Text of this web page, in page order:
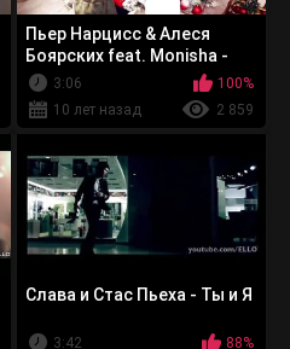
Пьер Нарцисс & Алеся
Боярских feat. Monisha -
Этот Новый Год
3:06
100%
10 лет назад
2 859
Слава и Стас Пьеха - Ты и Я
3:42
88%